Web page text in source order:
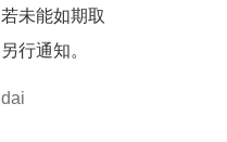
未能如期取
行通知。